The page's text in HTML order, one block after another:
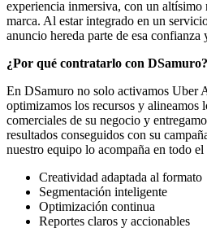
experiencia inmersiva, con un altísimo
marca. Al estar integrado en un
anuncio hereda parte de esa confianza
¿Por qué contratarlo con DSamuro?
En DSamuro no solo activamos Uber
optimizamos los recursos y alineamos
comerciales de su negocio y
resultados conseguidos con su
nuestro equipo lo acompaña en todo el
Creatividad adaptada al formato
Segmentación inteligente
Optimización continua
Reportes claros y accionables